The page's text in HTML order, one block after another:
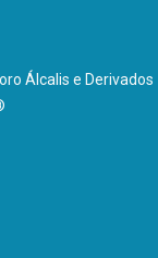
Álcalis e Derivados